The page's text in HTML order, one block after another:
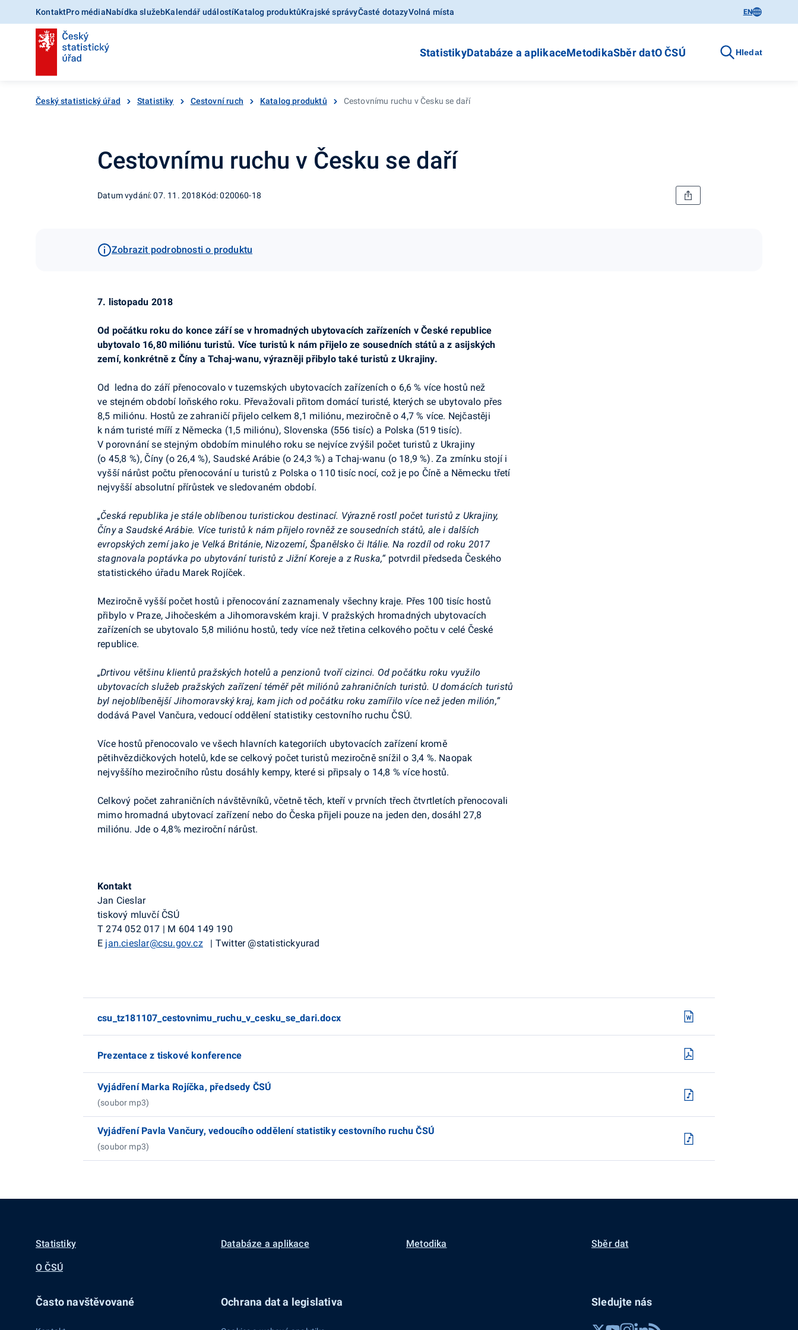
KontaktPro médiaNabídka služebKalendář událostíKatalog produktůKrajské správyČasté dotazyVolná místa EN
StatistikyDatabáze a aplikaceMetodikaSběr datO ČSÚ Hledat
Český statistický úřad Statistiky Cestovní ruch Katalog produktů Cestovnímu ruchu v Česku se daří
Cestovnímu ruchu v Česku se daří
Datum vydání: 07. 11. 2018Kód: 020060-18
Zobrazit podrobnosti o produktu
7. listopadu 2018
Od počátku roku do konce září se v hromadných ubytovacích zařízeních v České republice
ubytovalo 16,80 miliónu turistů. Více turistů k nám přijelo ze sousedních států a z asijských
zemí, konkrétně z Číny a Tchaj-wanu, výrazněji přibylo také turistů z Ukrajiny.
Od ledna do září přenocovalo v tuzemských ubytovacích zařízeních o 6,6 % více hostů než
ve stejném období loňského roku. Převažovali přitom domácí turisté, kterých se ubytovalo přes
8,5 miliónu. Hostů ze zahraničí přijelo celkem 8,1 miliónu, meziročně o 4,7 % více. Nejčastěji
k nám turisté míří z Německa (1,5 miliónu), Slovenska (556 tisíc) a Polska (519 tisíc).
V porovnání se stejným obdobím minulého roku se nejvíce zvýšil počet turistů z Ukrajiny
(o 45,8 %), Číny (o 26,4 %), Saudské Arábie (o 24,3 %) a Tchaj-wanu (o 18,9 %). Za zmínku stojí i
vyšší nárůst počtu přenocování u turistů z Polska o 110 tisíc nocí, což je po Číně a Německu třetí
nejvyšší absolutní přírůstek ve sledovaném období.
„Česká republika je stále oblíbenou turistickou destinací. Výrazně rostl počet turistů z Ukrajiny,
Číny a Saudské Arábie. Více turistů k nám přijelo rovněž ze sousedních států, ale i dalších
evropských zemí jako je Velká Británie, Nizozemí, Španělsko či Itálie. Na rozdíl od roku 2017
stagnovala poptávka po ubytování turistů z Jižní Koreje a z Ruska,“ potvrdil předseda Českého
statistického úřadu Marek Rojíček.
Meziročně vyšší počet hostů i přenocování zaznamenaly všechny kraje. Přes 100 tisíc hostů
přibylo v Praze, Jihočeském a Jihomoravském kraji. V pražských hromadných ubytovacích
zařízeních se ubytovalo 5,8 miliónu hostů, tedy více než třetina celkového počtu v celé České
republice.
„Drtivou většinu klientů pražských hotelů a penzionů tvoří cizinci. Od počátku roku využilo
ubytovacích služeb pražských zařízení téměř pět miliónů zahraničních turistů. U domácích turistů
byl nejoblíbenější Jihomoravský kraj, kam jich od počátku roku zamířilo více než jeden milión,“
dodává Pavel Vančura, vedoucí oddělení statistiky cestovního ruchu ČSÚ.
Více hostů přenocovalo ve všech hlavních kategoriích ubytovacích zařízení kromě
pětihvězdičkových hotelů, kde se celkový počet turistů meziročně snížil o 3,4 %. Naopak
nejvyššího meziročního růstu dosáhly kempy, které si připsaly o 14,8 % více hostů.
Celkový počet zahraničních návštěvníků, včetně těch, kteří v prvních třech čtvrtletích přenocovali
mimo hromadná ubytovací zařízení nebo do Česka přijeli pouze na jeden den, dosáhl 27,8
miliónu. Jde o 4,8% meziroční nárůst.
Kontakt
Jan Cieslar
tiskový mluvčí ČSÚ
T 274 052 017 | M 604 149 190
E jan.cieslar@csu.gov.cz| Twitter@statistickyurad
csu_tz181107_cestovnimu_ruchu_v_cesku_se_dari.docx
Prezentace z tiskové konference
Vyjádření Marka Rojíčka, předsedy ČSÚ
(soubor mp3)
Vyjádření Pavla Vančury, vedoucího oddělení statistiky cestovního ruchu ČSÚ
(soubor mp3)
Statistiky Databáze a aplikace Metodika Sběr dat
O ČSÚ
Často navštěvované Ochrana dat a legislativa Sledujte nás